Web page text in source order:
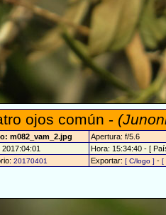
ojos común -
m082_vam_2.jpg
Apertura: f/5.6
Hora: 15:34:40 - [
20170401 Exportar: [ C/logo ] - [